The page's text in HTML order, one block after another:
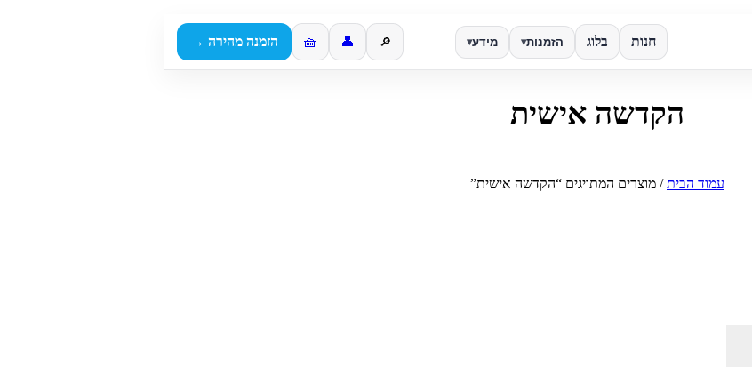
חנות בלוג הזמנות▾ מידע▾
🔎
👤
🧺 הזמנה מהירה →
✕
הקדשה אישית
עמוד הבית/ מוצרים המתויגים “הקדשה אישית”